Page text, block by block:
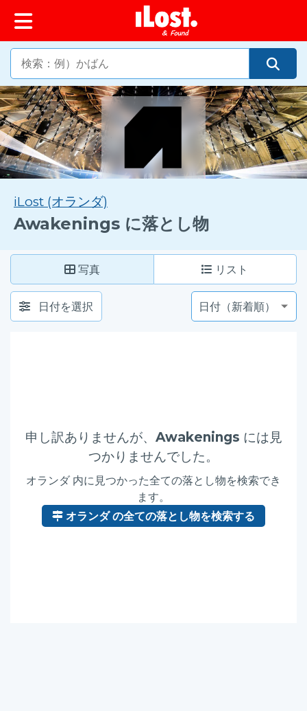
ップ
iLost (オランダ)
Awakenings に落とし物
写真 リスト
日付を選択
申し訳ありませんが、 Awakenings には見
つかりませんでした。
オランダ 内に見つかった全ての落とし物を検索でき
ます。
オランダ の全ての落とし物を検索する